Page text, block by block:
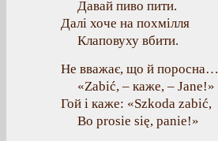
Давай пиво пити.
Далі хоче на похмілля
Клаповуху вбити.
Не вважає, що й поросна…
«Zabić, – каже, – Jane!»
Гой і каже: «Szkoda zabić,
Bo prosie się, panie!»